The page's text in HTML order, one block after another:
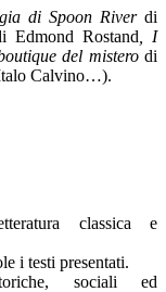
di Spoon Riverdi
Edmond Rostand , I
del misterodi
Calvino…).
classica e
i testi presentati.
sociali ed